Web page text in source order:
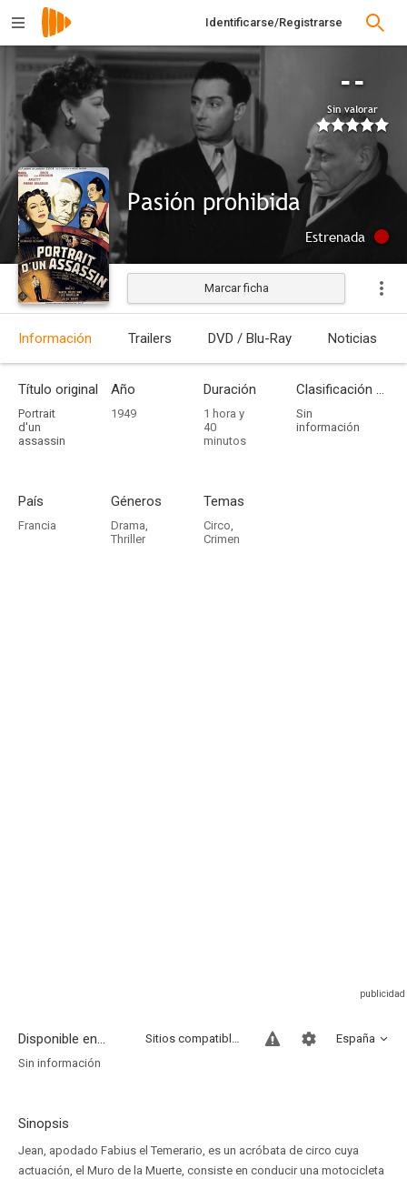
Identificarse/Registrarse
--
Sin valorar
Pasión prohibida
Estrenada
Marcar ficha
Información Trailers DVD / Blu-Ray Noticias
Título original
Portrait
d'un
assassin
Año
1949
Duración
1 hora y
40
minutos
Clasificación por edades
Sin
información
País
Francia
Géneros
Drama,
Thriller
Temas
Circo,
Crimen
Disponible en... España
Sitios compatibles
Sin información
Sinopsis
Jean, apodado Fabius el Temerario, es un acróbata de circo cuya
actuación, el Muro de la Muerte, consiste en conducir una motocicleta